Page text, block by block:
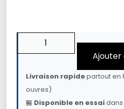
Ajouter
Livraison rapidepartout en
ouvres)
🏪 Disponible en essai